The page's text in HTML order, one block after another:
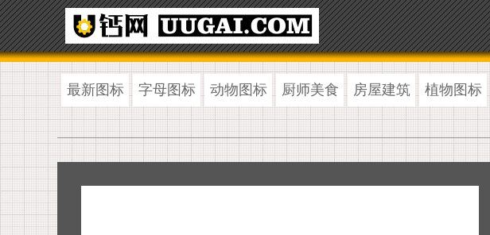
最新图标 字母图标 动物图标 厨师美食 房屋建筑 植物图标